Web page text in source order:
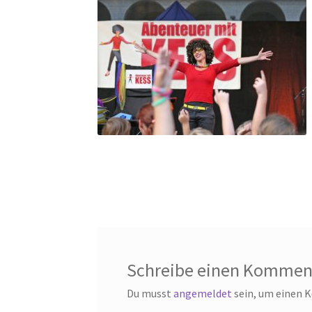
Schreibe einen
Du musst angemeldet sein, um einen